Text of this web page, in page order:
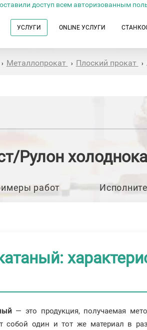
доступ всем авторизованным
УСЛУГИ ONLINE УСЛУГИ
› Металлопрокат › Плоский прокат ›
Рулон
работ
— это продукция, получаемая
собой один и тот же материал в